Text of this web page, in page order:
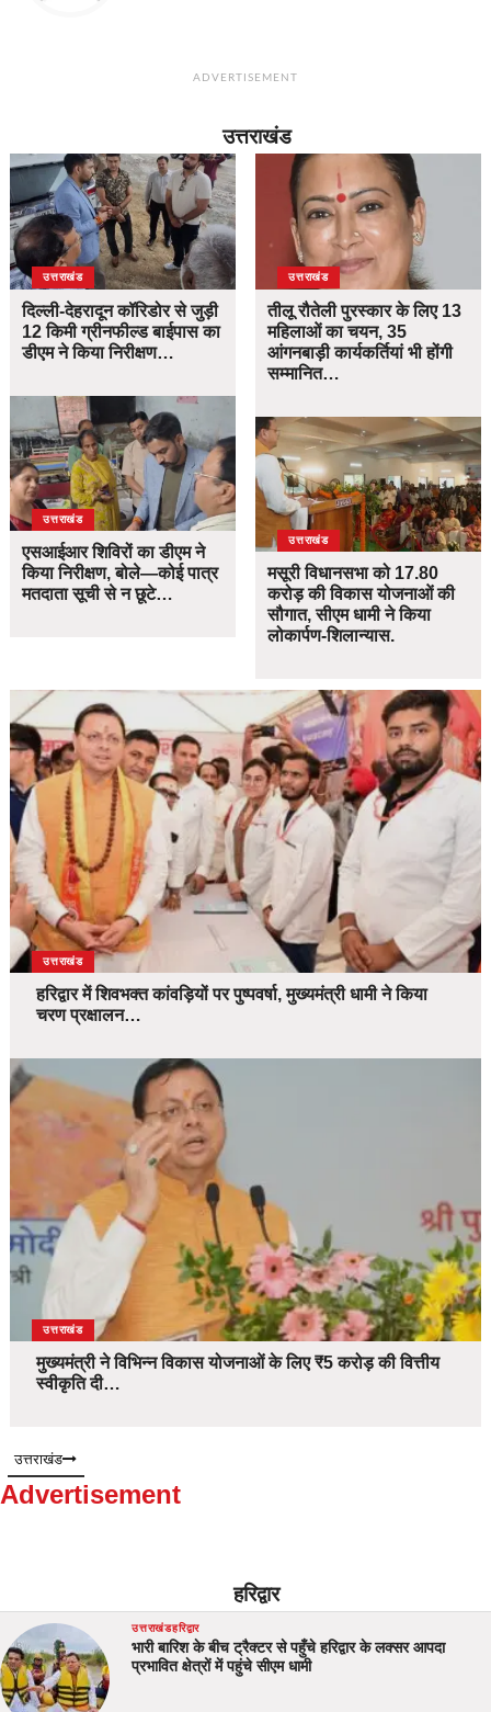
ADVERTISEMENT
उत्तराखंड
उत्तराखंड
दिल्ली-देहरादून कॉरिडोर से जुड़ी
12 किमी ग्रीनफील्ड बाईपास का
डीएम ने किया निरीक्षण…
उत्तराखंड
एसआईआर शिविरों का डीएम ने
किया निरीक्षण, बोले—कोई पात्र
मतदाता सूची से न छूटे…
उत्तराखंड
तीलू रौतेली पुरस्कार के लिए 13
महिलाओं का चयन, 35
आंगनबाड़ी कार्यकर्तियां भी होंगी
सम्मानित…
उत्तराखंड
मसूरी विधानसभा को 17.80
करोड़ की विकास योजनाओं की
सौगात, सीएम धामी ने किया
लोकार्पण-शिलान्यास.
उत्तराखंड
हरिद्वार में शिवभक्त कांवड़ियों पर पुष्पवर्षा, मुख्यमंत्री धामी ने किया
चरण प्रक्षालन…
उत्तराखंड
मुख्यमंत्री ने विभिन्न विकास योजनाओं के लिए ₹5 करोड़ की वित्तीय
स्वीकृति दी…
उत्तराखंड
Advertisement
हरिद्वार
उत्तराखंडहरिद्वार
भारी बारिश के बीच ट्रैक्टर से पहुँचे हरिद्वार के लक्सर आपदा
प्रभावित क्षेत्रों में पहुंचे सीएम धामी